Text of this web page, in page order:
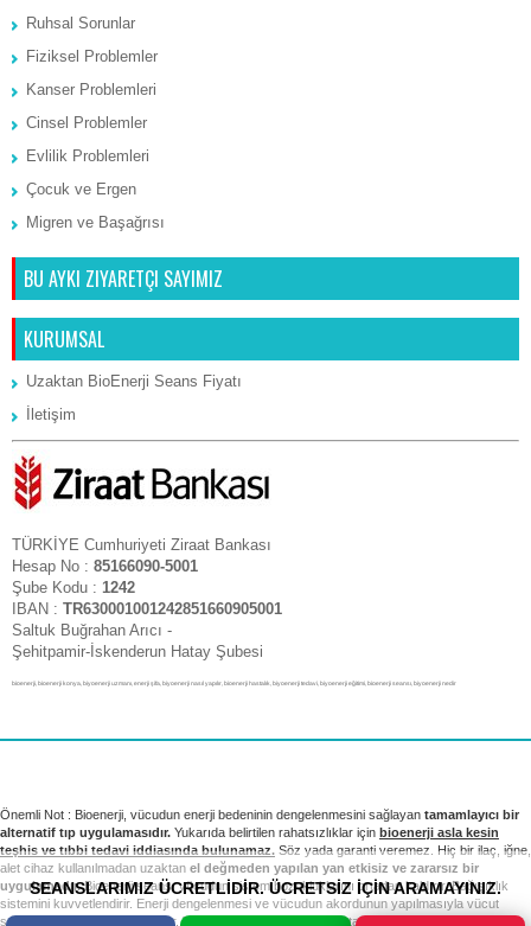
Ruhsal Sorunlar
Fiziksel Problemler
Kanser Problemleri
Cinsel Problemler
Evlilik Problemleri
Çocuk ve Ergen
Migren ve Başağrısı
BU AYKI ZIYARETÇI SAYIMIZ
KURUMSAL
Uzaktan BioEnerji Seans Fiyatı
İletişim
TÜRKİYE Cumhuriyeti Ziraat Bankası
Hesap No : 85166090-5001
Şube Kodu : 1242
IBAN : TR630001001242851660905001
Saltuk Buğrahan Arıcı -
Şehitpamir-İskenderun Hatay Şubesi
bioenerji, bioenerji konya, biyoenerji uzmanı, enerji şifa, biyoenerji nasıl yapılır, bioenerji hastalık, biyoenerji tedavi, biyoenerji eğitimi, bioenerji seansı, biyoenerji nedir
SEANSLARIMIZ ÜCRETLİDİR. ÜCRETSİZ İÇİN ARAMAYINIZ.
Önemli Not : Bioenerji, vücudun enerji bedeninin dengelenmesini sağlayan tamamlayıcı bir
alternatif tıp uygulamasıdır. Yukarıda belirtilen rahatsızlıklar için bioenerji asla kesin
teşhis ve tıbbi tedavi iddiasında bulunamaz. Söz yada garanti veremez. Hiç bir ilaç, iğne,
alet cihaz kullanılmadan uzaktan el değmeden yapılan yan etkisiz ve zararsız bir
uygulamadır.Bioenerji seansı vücudun sistem bozukluklarını ortadan kaldırır. Bağışıklık
sistemini kuvvetlendirir. Enerji dengelenmesi ve vücudun akordunun yapılmasıyla vücut
sağlıklı sistemini yeniden kurar. Tıbbi tedavi ve kontrollerinizi takip etmek sizin